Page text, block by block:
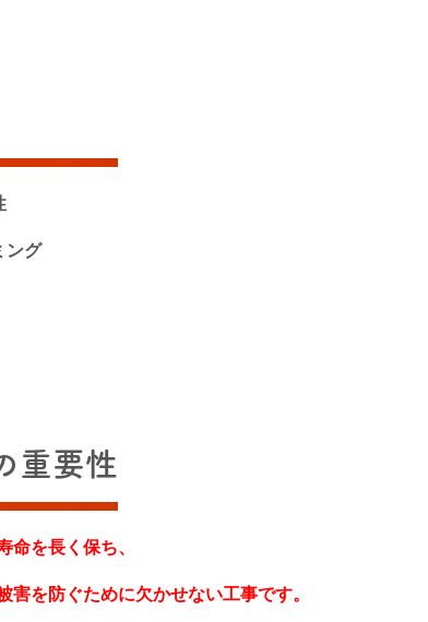
ング
重要性
命を長く保ち、
害を防ぐために欠かせない工事です。